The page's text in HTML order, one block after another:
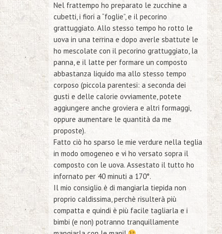
Nel frattempo ho preparato le zucchine a
cubetti, i fiori a “foglie”, e il pecorino
grattuggiato. Allo stesso tempo ho rotto le
uova in una terrina e dopo averle sbattute le
ho mescolate con il pecorino grattuggiato, la
panna, e il latte per formare un composto
abbastanza liquido ma allo stesso tempo
corposo (piccola parentesi: a seconda dei
gusti e delle calorie ovviamente, potete
aggiungere anche groviera e altri formaggi,
oppure aumentare le quantità da me
proposte).
Fatto ciò ho sparso le mie verdure nella teglia
in modo omogeneo e vi ho versato sopra il
composto con le uova. Assestato il tutto ho
infornato per 40 minuti a 170°.
Il mio consiglio è di mangiarla tiepida non
proprio caldissima, perchè risulterà più
compatta e quindi è più facile tagliarla e i
bimbi (e non) potranno tranquillamente